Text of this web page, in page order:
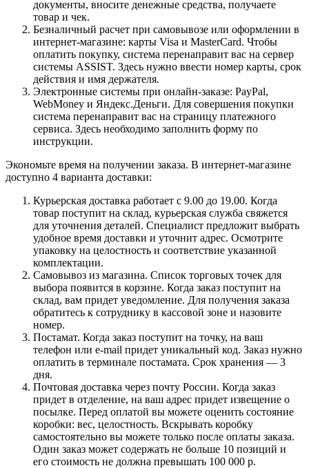
документы, вносите денежные средства, получаете
товар и чек.
Безналичный расчет при самовывозе или оформлении в
интернет-магазине: карты Visa и MasterCard. Чтобы
оплатить покупку, система перенаправит вас на сервер
системы ASSIST. Здесь нужно ввести номер карты, срок
действия и имя держателя.
Электронные системы при онлайн-заказе: PayPal,
WebMoney и Яндекс.Деньги. Для совершения покупки
система перенаправит вас на страницу платежного
сервиса. Здесь необходимо заполнить форму по
инструкции.
Экономьте время на получении заказа. В интернет-магазине
доступно 4 варианта доставки:
Курьерская доставка работает с 9.00 до 19.00. Когда
товар поступит на склад, курьерская служба свяжется
для уточнения деталей. Специалист предложит выбрать
удобное время доставки и уточнит адрес. Осмотрите
упаковку на целостность и соответствие указанной
комплектации.
Самовывоз из магазина. Список торговых точек для
выбора появится в корзине. Когда заказ поступит на
склад, вам придет уведомление. Для получения заказа
обратитесь к сотруднику в кассовой зоне и назовите
номер.
Постамат. Когда заказ поступит на точку, на ваш
телефон или e-mail придет уникальный код. Заказ нужно
оплатить в терминале постамата. Срок хранения — 3
дня.
Почтовая доставка через почту России. Когда заказ
придет в отделение, на ваш адрес придет извещение о
посылке. Перед оплатой вы можете оценить состояние
коробки: вес, целостность. Вскрывать коробку
самостоятельно вы можете только после оплаты заказа.
Один заказ может содержать не больше 10 позиций и
его стоимость не должна превышать 100 000 р.